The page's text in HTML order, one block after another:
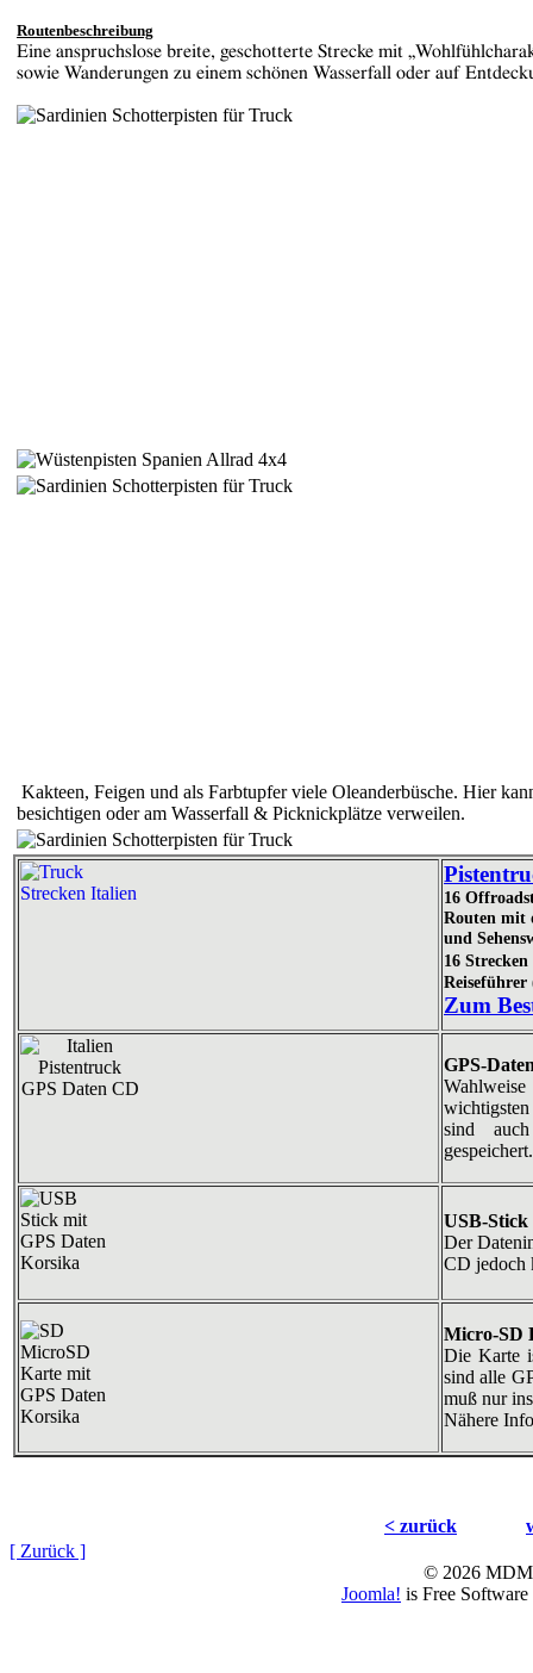
Routenbeschreibung
Eine anspruchslose breite, geschotterte Strecke mit
sowie Wanderungen zu einem schönen Wasserfall oder auf
Kakteen, Feigen und als Farbtupfer viele Oleanderbüsche. Hier
besichtigen oder am Wasserfall & Picknickplätze verweilen.
16
Routen mit
und
16 Strecken
Zum
GPS-
sind
gespeichert.
USB-Stick
Der
CD jedoch
Micro-SD
Die Karte
sind alle
muß nur
Nähere
< zurück
[ Zurück ]
© 2026
Joomla! is Free